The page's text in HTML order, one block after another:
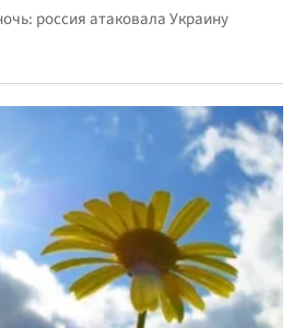
россия атаковала Украину